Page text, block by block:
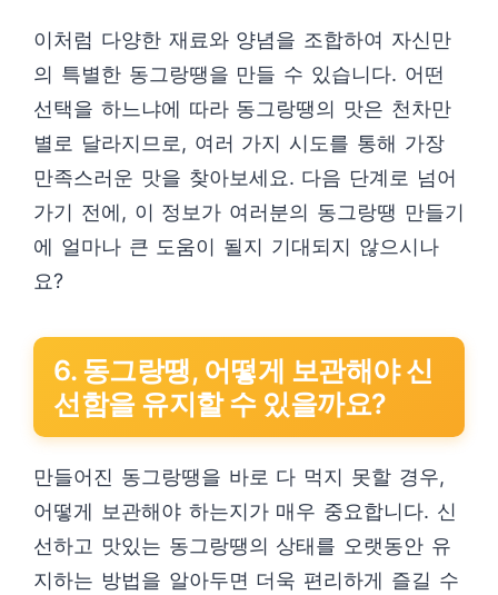
이처럼 다양한 재료와 양념을 조합하여 자신만
의 특별한 동그랑땡을 만들 수 있습니다. 어떤
선택을 하느냐에 따라 동그랑땡의 맛은 천차만
별로 달라지므로, 여러 가지 시도를 통해 가장
만족스러운 맛을 찾아보세요. 다음 단계로 넘어
가기 전에, 이 정보가 여러분의 동그랑땡 만들기
에 얼마나 큰 도움이 될지 기대되지 않으시나
요?
6. 동그랑땡, 어떻게 보관해야 신
선함을 유지할 수 있을까요?
만들어진 동그랑땡을 바로 다 먹지 못할 경우,
어떻게 보관해야 하는지가 매우 중요합니다. 신
선하고 맛있는 동그랑땡의 상태를 오랫동안 유
지하는 방법을 알아두면 더욱 편리하게 즐길 수